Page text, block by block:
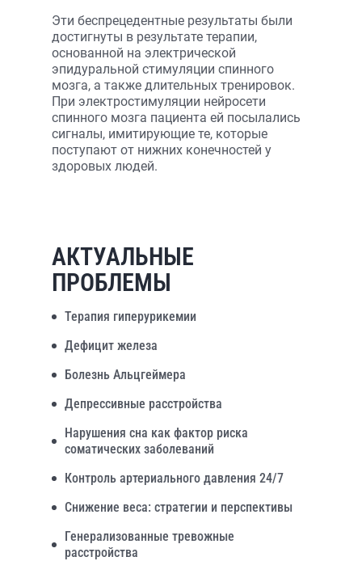
Эти беспрецедентные результаты были
достигнуты в результате терапии,
основанной на электрической
эпидуральной стимуляции спинного
мозга, а также длительных тренировок.
При электростимуляции нейросети
спинного мозга пациента ей посылались
сигналы, имитирующие те, которые
поступают от нижних конечностей у
здоровых людей.
АКТУАЛЬНЫЕ
ПРОБЛЕМЫ
Терапия гиперурикемии
Дефицит железа
Болезнь Альцгеймера
Депрессивные расстройства
Нарушения сна как фактор риска
соматических заболеваний
Контроль артериального давления 24/7
Снижение веса: стратегии и перспективы
Генерализованные тревожные
расстройства